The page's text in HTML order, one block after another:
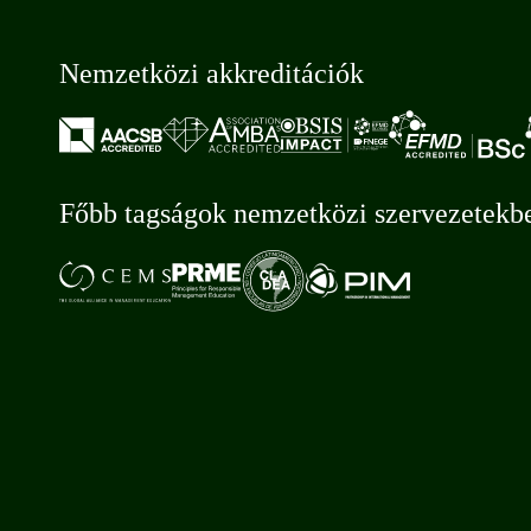
Nemzetközi akkreditációk
Főbb tagságok nemzetközi